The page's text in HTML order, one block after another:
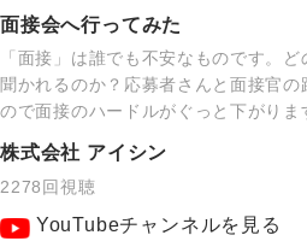
面接会へ行ってみた
「面接」は誰でも不安なものです。
聞かれるのか？応募者さんと面接官
ので面接のハードルがぐっと下がりま
株式会社 アイシン
2278回視聴
YouTubeチャンネルを見る